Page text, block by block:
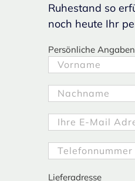
Ruhestand so
noch heute Ihr
Persönliche Angaben
Lieferadresse